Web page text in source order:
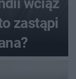
zastąpi